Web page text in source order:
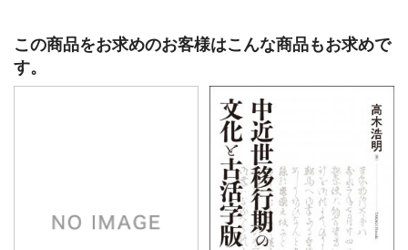
この商品をお求めのお客様はこんな商品もお求めで
す。